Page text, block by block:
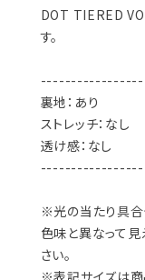
DOT TIERED
す。
裏地：あり
ストレッチ：なし
透け感：なし
※光の当たり具合
色味と異なって見
さい。